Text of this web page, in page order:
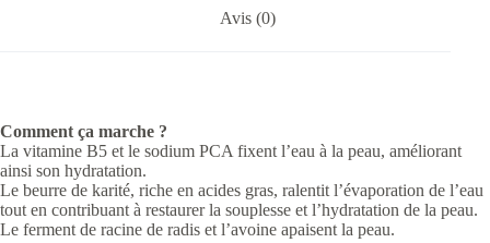
Avis (0)
Comment ça marche ?
La vitamine B5 et le sodium PCA fixent l’eau à la peau, améliorant
ainsi son hydratation.
Le beurre de karité, riche en acides gras, ralentit l’évaporation de l’eau
tout en contribuant à restaurer la souplesse et l’hydratation de la peau.
Le ferment de racine de radis et l’avoine apaisent la peau.